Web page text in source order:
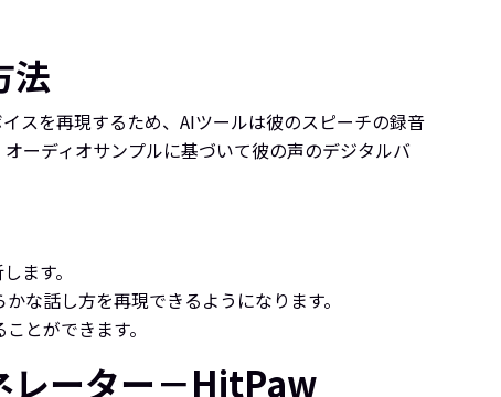
法
スを再現するため、AIツールは彼のスピーチの録音
ーディオサンプルに基づいて彼の声のデジタルバ
ます。
な話し方を再現できるようになります。
とができます。
レーター－HitPaw